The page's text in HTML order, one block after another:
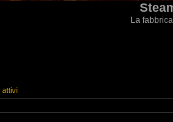
La
attivi